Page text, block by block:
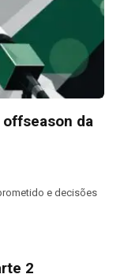
da
e decisões
2